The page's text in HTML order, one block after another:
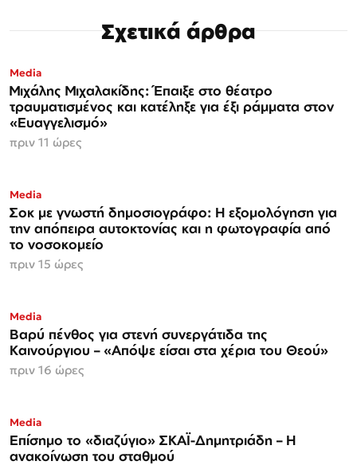
Σχετικά άρθρα
Media
Μιχάλης Μιχαλακίδης: Έπαιξε στο θέατρο
τραυματισμένος και κατέληξε για έξι ράμματα στον
«Ευαγγελισμό»
πριν 11 ώρες
Media
Σοκ με γνωστή δημοσιογράφο: Η εξομολόγηση για
την απόπειρα αυτοκτονίας και η φωτογραφία από
το νοσοκομείο
πριν 15 ώρες
Media
Βαρύ πένθος για στενή συνεργάτιδα της
Καινούργιου – «Απόψε είσαι στα χέρια του Θεού»
πριν 16 ώρες
Media
Επίσημο το «διαζύγιο» ΣΚΑΪ-Δημητριάδη – Η
ανακοίνωση του σταθμού